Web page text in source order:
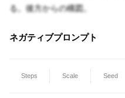
る。後方からの構図。
ネガティブプロンプト
Steps Scale Seed